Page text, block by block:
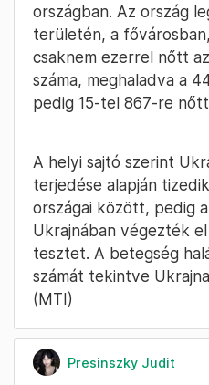
országban. Az ország
területén, a
csaknem ezerrel nőtt
száma, meghaladva a
pedig 15-tel 867-re
A helyi sajtó szerint
terjedése alapján
országai között, pedig
Ukrajnában végezték
tesztet. A betegség
számát tekintve
(MTI)
Presinszky Judit